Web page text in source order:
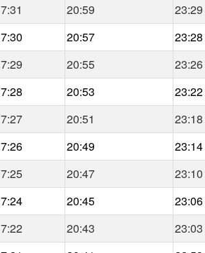
20:59
23:29
20:57
23:28
20:55
23:26
20:53
23:22
20:51
23:18
20:49
23:14
20:47
23:10
20:45
23:06
20:43
23:03